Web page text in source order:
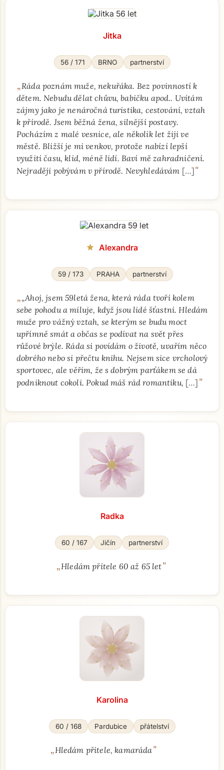
Jitka
56 / 171 BRNO partnerství
„Ráda poznám muže, nekuřáka. Bez povinností k
dětem. Nebudu dělat chůvu, babičku apod.. Uvítám
zájmy jako je nenáročná turistika, cestování, vztah
k přírodě. Jsem běžná žena, silnější postavy.
Pocházím z malé vesnice, ale několik let žiji ve
městě. Bližší je mi venkov, protože nabízí lepší
využití času, klid, méně lidí. Baví mě zahradničení.
Nejraději pobývám v přírodě. Nevyhledávám […]"
star Alexandra
59 / 173 PRAHA partnerství
„„Ahoj, jsem 59letá žena, která ráda tvoří kolem
sebe pohodu a miluje, když jsou lidé šťastní. Hledám
muže pro vážný vztah, se kterým se budu moct
upřímně smát a občas se podívat na svět přes
růžové brýle. Ráda si povídám o životě, uvařím něco
dobrého nebo si přečtu knihu. Nejsem sice vrcholový
sportovec, ale věřím, že s dobrým parťákem se dá
podniknout cokoli. Pokud máš rád romantiku, […] "
Radka
60 / 167 Jičín partnerství
„Hledám přítele 60 až 65 let"
Karolina
60 / 168 Pardubice přátelství
„Hledám přítele, kamaráda"